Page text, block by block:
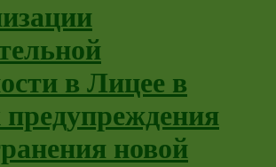
в Лицее в
предупреждения
новой